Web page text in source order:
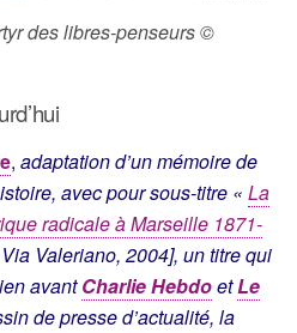
des libres-penseurs ©
,adaptation d’un mémoire de
avec pour sous-titre «La
radicale à Marseille 1871-
Valeriano, 2004], un titre qui
avantCharlie HebdoetLe
de presse d’actualité, la